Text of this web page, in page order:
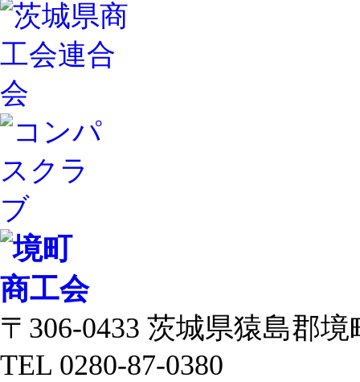
〒306-0433 茨城県猿島郡境
TEL 0280-87-0380